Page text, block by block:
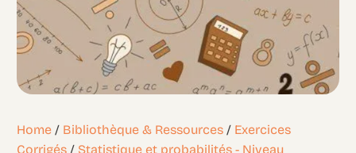
Home / Bibliothèque & Ressources / Exercices
Corrigés / Statistique et probabilités - Niveau